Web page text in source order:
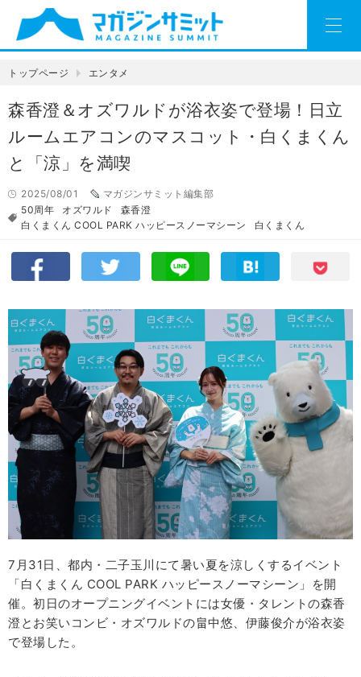
トップページ エンタメ
森香澄＆オズワルドが浴衣姿で登場！日立
ルームエアコンのマスコット・白くまくん
と「涼」を満喫
2025/08/01
マガジンサミット編集部
50周年
オズワルド
森香澄
白くまくん COOL PARK ハッピースノーマシーン
白くまくん
7月31日、都内・二子玉川にて暑い夏を涼しくするイベント
「白くまくん COOL PARK ハッピースノーマシーン」を開
催。初日のオープニングイベントには女優・タレントの森香
澄とお笑いコンビ・オズワルドの畠中悠、伊藤俊介が浴衣姿
で登場した。